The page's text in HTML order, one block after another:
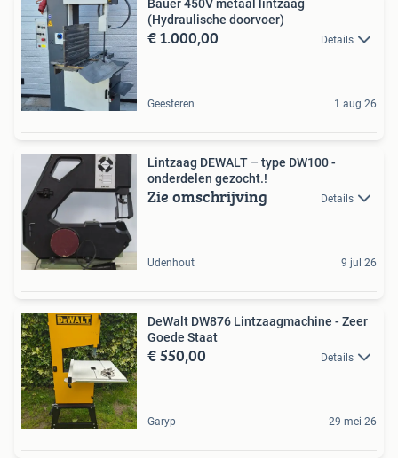
Bauer 450V metaal lintzaag
(Hydraulische doorvoer)
€ 1.000,00 Details
Geesteren 1 aug 26
Lintzaag DEWALT – type DW100 -
onderdelen gezocht.!
Zie omschrijving Details
Udenhout 9 jul 26
DeWalt DW876 Lintzaagmachine - Zeer
Goede Staat
€ 550,00 Details
Garyp 29 mei 26